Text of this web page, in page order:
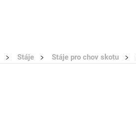
Stáje Stáje pro chov skotu